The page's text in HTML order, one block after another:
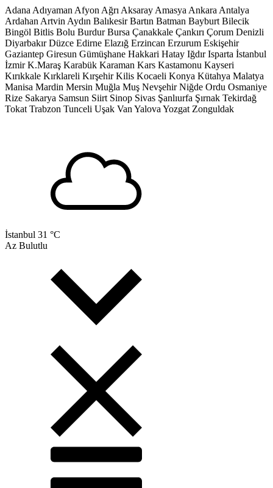
Adana Adıyaman Afyon Ağrı Aksaray Amasya Ankara Antalya
Ardahan Artvin Aydın Balıkesir Bartın Batman Bayburt Bilecik
Bingöl Bitlis Bolu Burdur Bursa Çanakkale Çankırı Çorum Denizli
Diyarbakır Düzce Edirne Elazığ Erzincan Erzurum Eskişehir
Gaziantep Giresun Gümüşhane Hakkari Hatay Iğdır Isparta İstanbul
İzmir K.Maraş Karabük Karaman Kars Kastamonu Kayseri
Kırıkkale Kırklareli Kırşehir Kilis Kocaeli Konya Kütahya Malatya
Manisa Mardin Mersin Muğla Muş Nevşehir Niğde Ordu Osmaniye
Rize Sakarya Samsun Siirt Sinop Sivas Şanlıurfa Şırnak Tekirdağ
Tokat Trabzon Tunceli Uşak Van Yalova Yozgat Zonguldak
İstanbul 31 °C
Az Bulutlu